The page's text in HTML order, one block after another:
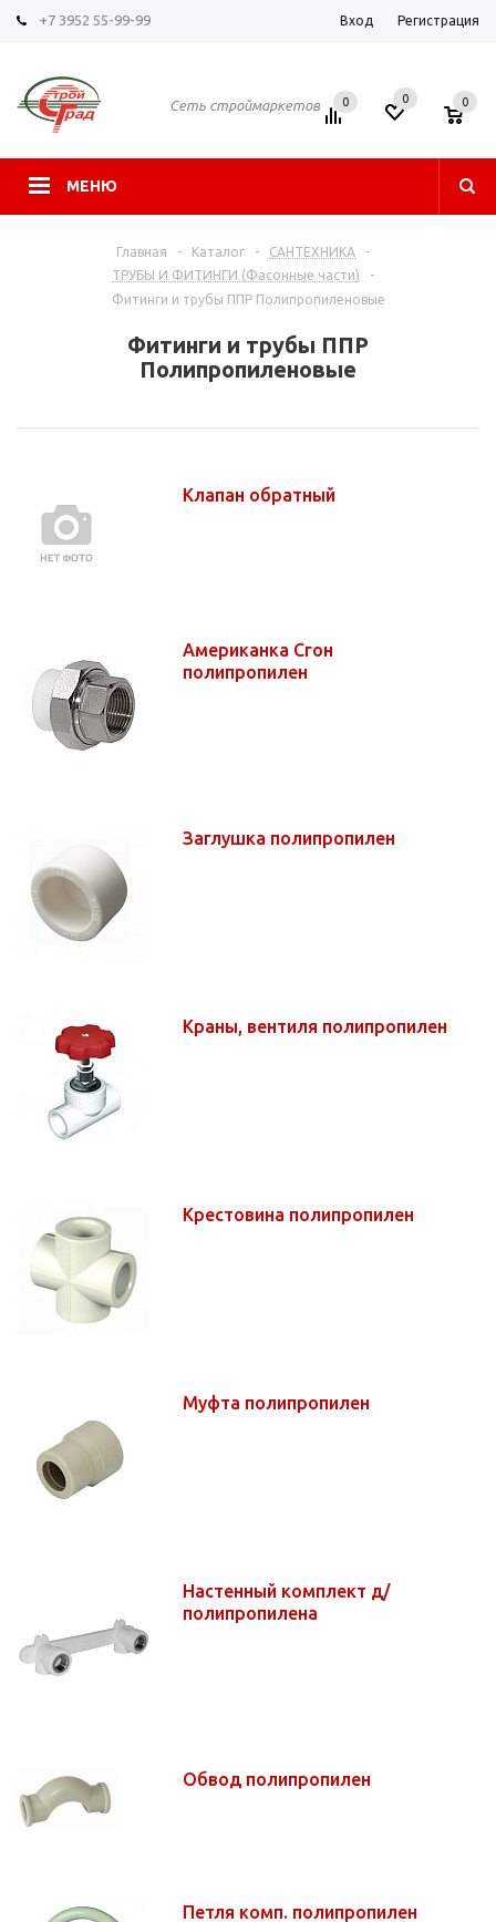
+7 3952 55-99-99 Вход Регистрация
Сеть строймаркетов
МЕНЮ
0 0 0
Главная - Каталог - САНТЕХНИКА
-
ТРУБЫ И ФИТИНГИ (Фасонные части)
-
Фитинги и трубы ППР Полипропиленовые
Фитинги и трубы ППР
Полипропиленовые
Клапан обратный
Американка Сгон
полипропилен
Заглушка полипропилен
Краны, вентиля полипропилен
Крестовина полипропилен
Муфта полипропилен
Настенный комплект д/
полипропилена
Обвод полипропилен
Петля комп. полипропилен